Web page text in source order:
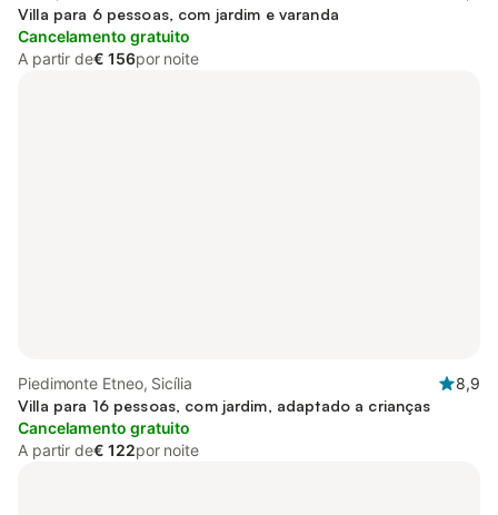
Villa para 6 pessoas, com jardim e varanda
Cancelamento gratuito
A partir de€ 156por noite
Piedimonte Etneo, Sicília
8,9
Villa para 16 pessoas, com jardim, adaptado a crianças
Cancelamento gratuito
A partir de€ 122por noite